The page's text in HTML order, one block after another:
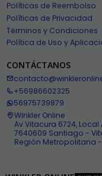
Políticas de Reembolso
Políticas de Privacidad
Términos y Condiciones
Política de Uso y
CONTÁCTANOS
+56986602325
56975739879
Winkler Online
Av Vitacura 6724, Local
7640609 Santiago -
Región Metropolitana